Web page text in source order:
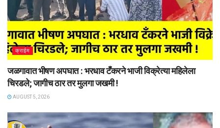
क्राईम
जळगावात भीषण अपघात : भरधाव टँकरने भाजी विक्रेत्या महिलेला
चिरडले; जागीच ठार तर मुलगा जखमी !
AUGUST 5, 2026